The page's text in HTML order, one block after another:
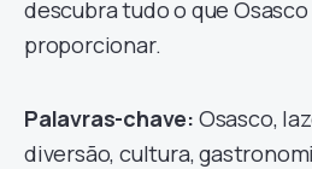
descubra tudo o que
proporcionar.
Palavras-chave: Osasco,
diversão, cultura,